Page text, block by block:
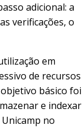
adicional: a
verificações, o
em
de recursos
básico foi
e indexar
no